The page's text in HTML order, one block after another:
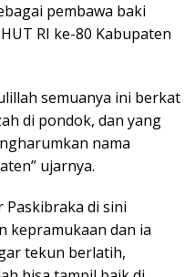
pembawa baki
RI ke-80 Kabupaten
semuanya ini berkat
di pondok, dan yang
nama
ujarnya.
Paskibraka di sini
kepramukaan dan ia
tekun berlatih,